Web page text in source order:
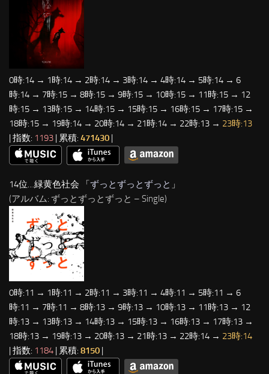
0時:14 → 1時:14 → 2時:14 → 3時:14 → 4時:14 → 5時:14 → 6
時:14 → 7時:15 → 8時:15 → 9時:15 → 10時:15 → 11時:15 → 12
時:15 → 13時:15 → 14時:15 → 15時:15 → 16時:15 → 17時:15 →
18時:15 → 19時:14 → 20時:14 → 21時:14 → 22時:13 → 23時:13
| 指数: 1193 | 累積: 471430
14位…緑黄色社会 「ずっとずっとずっと 」
(アルバム: ずっとずっとずっと – Single)
0時:11 → 1時:11 → 2時:11 → 3時:11 → 4時:11 → 5時:11 → 6
時:11 → 7時:11 → 8時:13 → 9時:13 → 10時:13 → 11時:13 → 12
時:13 → 13時:13 → 14時:13 → 15時:13 → 16時:13 → 17時:13 →
18時:13 → 19時:13 → 20時:13 → 21時:13 → 22時:14 → 23時:14
| 指数: 1184 | 累積: 8150 |